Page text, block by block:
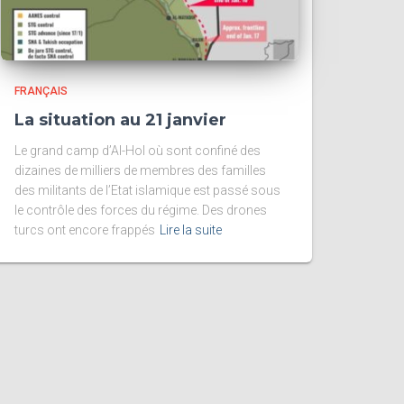
FRANÇAIS
La situation au 21 janvier
Le grand camp d’Al-Hol où sont confiné des
dizaines de milliers de membres des familles
des militants de l’Etat islamique est passé sous
le contrôle des forces du régime. Des drones
turcs ont encore frappés
Lire la suite